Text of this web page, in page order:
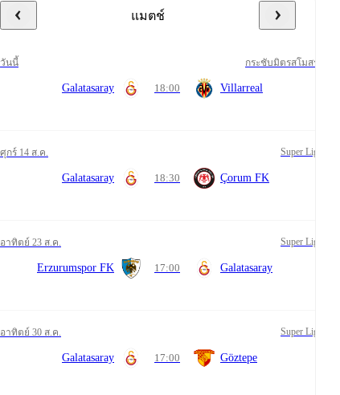
แมตช์
วันนี้ กระชับมิตรสโมสร
Galatasaray 18:00 Villarreal
ศุกร์ 14 ส.ค. Super Lig
Galatasaray 18:30 Çorum FK
อาทิตย์ 23 ส.ค. Super Lig
Erzurumspor FK 17:00 Galatasaray
อาทิตย์ 30 ส.ค. Super Lig
Galatasaray 17:00 Göztepe